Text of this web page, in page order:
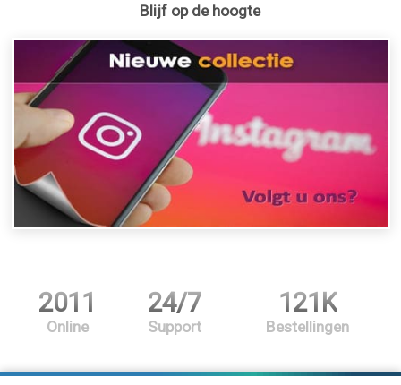
Blijf op de hoogte
2011
Online
24/7
Support
121K
Bestellingen